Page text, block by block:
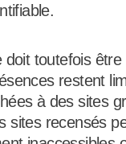
doit toutefois être
restent
à des sites
sites recensés